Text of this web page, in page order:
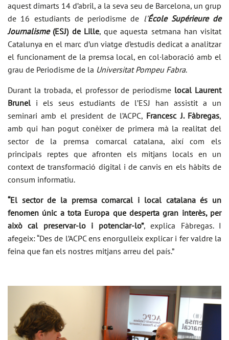
aquest dimarts 14 d’abril, a la seva seu de Barcelona, un grup
de 16 estudiants de periodisme de l’École Supérieure de
Journalisme(ESJ) de Lille, que aquesta setmana han visitat
Catalunya en el marc d’un viatge d’estudis dedicat a analitzar
el funcionament de la premsa local, en col·laboració amb el
grau de Periodisme de la Universitat Pompeu Fabra.
Durant la trobada, el professor de periodisme local Laurent
Brunel i els seus estudiants de l’ESJ han assistit a un
seminari amb el president de l’ACPC, Francesc J. Fàbregas,
amb qui han pogut conèixer de primera mà la realitat del
sector de la premsa comarcal catalana, així com els
principals reptes que afronten els mitjans locals en un
context de transformació digital i de canvis en els hàbits de
consum informatiu.
“El sector de la premsa comarcal i local catalana és un
fenomen únic a tota Europa que desperta gran interès, per
això cal preservar-lo i potenciar-lo”, explica Fàbregas. I
afegeix: “Des de l’ACPC ens enorgulleix explicar i fer valdre la
feina que fan els nostres mitjans arreu del país.”